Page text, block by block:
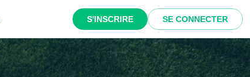
S'INSCRIRE SE CONNECTER